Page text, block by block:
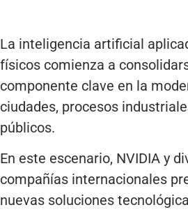
La inteligencia artificial
físicos comienza a
componente clave en la
ciudades, procesos
públicos.
En este escenario, NVIDIA y
compañías internacionales
nuevas soluciones